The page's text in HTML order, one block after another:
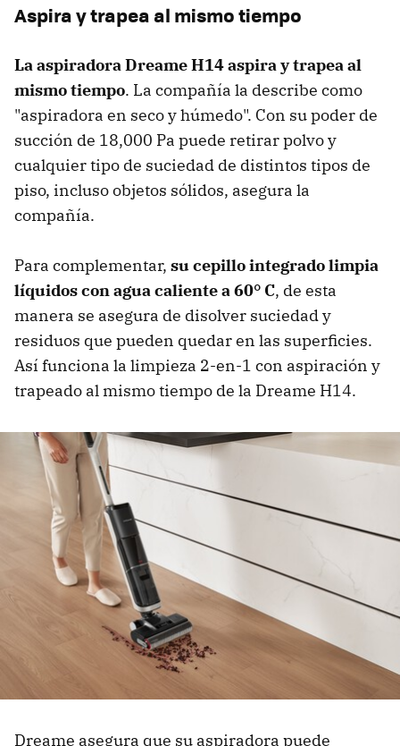
Aspira y trapea al mismo tiempo
La aspiradora Dreame H14 aspira y trapea al
mismo tiempo. La compañía la describe como
"aspiradora en seco y húmedo". Con su poder de
succión de 18,000 Pa puede retirar polvo y
cualquier tipo de suciedad de distintos tipos de
piso, incluso objetos sólidos, asegura la
compañía.
Para complementar, su cepillo integrado limpia
líquidos con agua caliente a 60° C, de esta
manera se asegura de disolver suciedad y
residuos que pueden quedar en las superficies.
Así funciona la limpieza 2-en-1 con aspiración y
trapeado al mismo tiempo de la Dreame H14.
Dreame asegura que su aspiradora puede